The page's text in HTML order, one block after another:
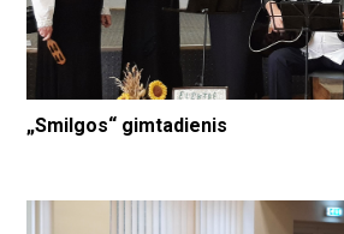
„Smilgos“ gimtadienis